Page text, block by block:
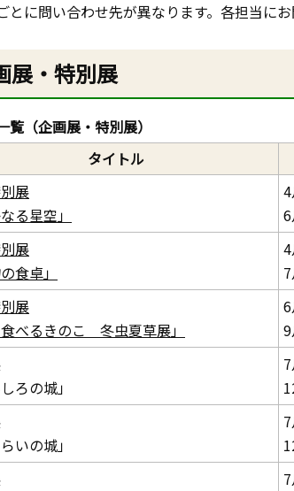
とに問い合わせ先が異なります。各担当にお
展・特別展
覧（企画展・特別展）
タイトル
展
る星空」
展
食卓」
展
食べるきのこ 冬虫夏草展」
ろの城」
いの城」